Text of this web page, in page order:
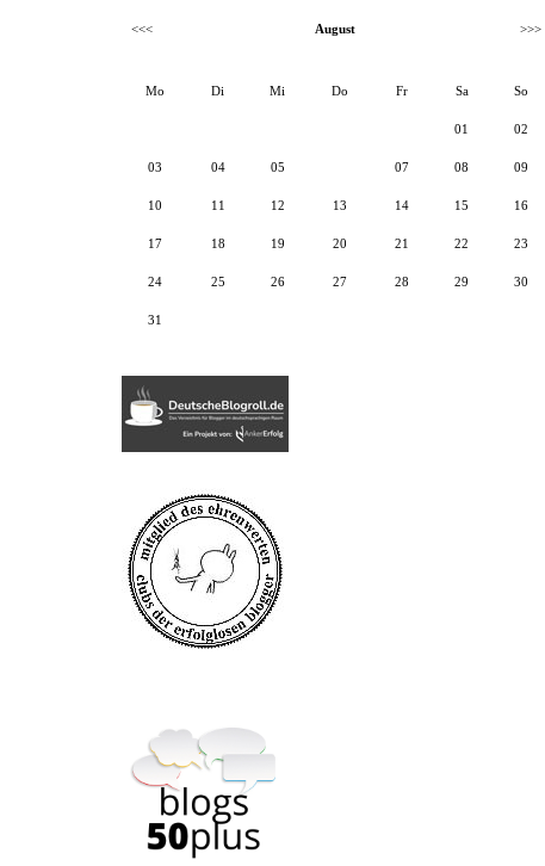
<<< August >>>
Mo Di Mi Do Fr Sa So
01 02
03 04 05 07 08 09
10 11 12 13 14 15 16
17 18 19 20 21 22 23
24 25 26 27 28 29 30
31